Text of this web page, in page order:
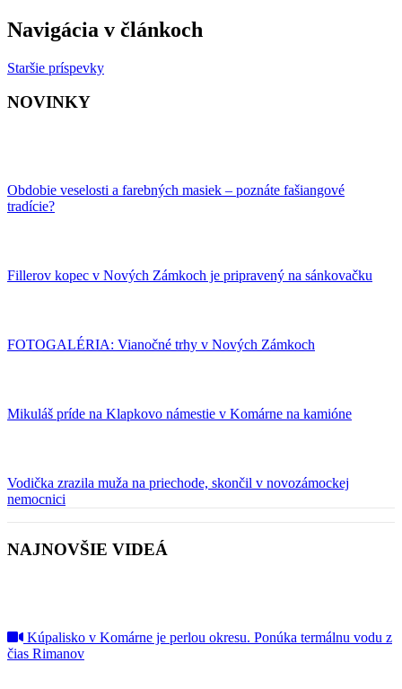
Navigácia v článkoch
Staršie príspevky
NOVINKY
Obdobie veselosti a farebných masiek – poznáte fašiangové
tradície?
Fillerov kopec v Nových Zámkoch je pripravený na sánkovačku
FOTOGALÉRIA: Vianočné trhy v Nových Zámkoch
Mikuláš príde na Klapkovo námestie v Komárne na kamióne
Vodička zrazila muža na priechode, skončil v novozámockej
nemocnici
NAJNOVŠIE VIDEÁ
Kúpalisko v Komárne je perlou okresu. Ponúka termálnu vodu z
čias Rimanov